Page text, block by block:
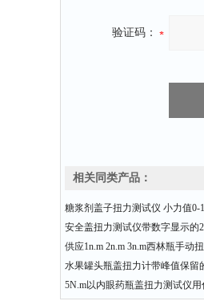
验证码：
相关同类产品：
糖浆剂盖子扭力测试仪 小力值0-
安全盖扭力测试仪带数字显示的
供应1n.m 2n.m 3n.m西林瓶手动
水果罐头瓶盖扭力计带峰值保留
5N.m以内眼药瓶盖扭力测试仪